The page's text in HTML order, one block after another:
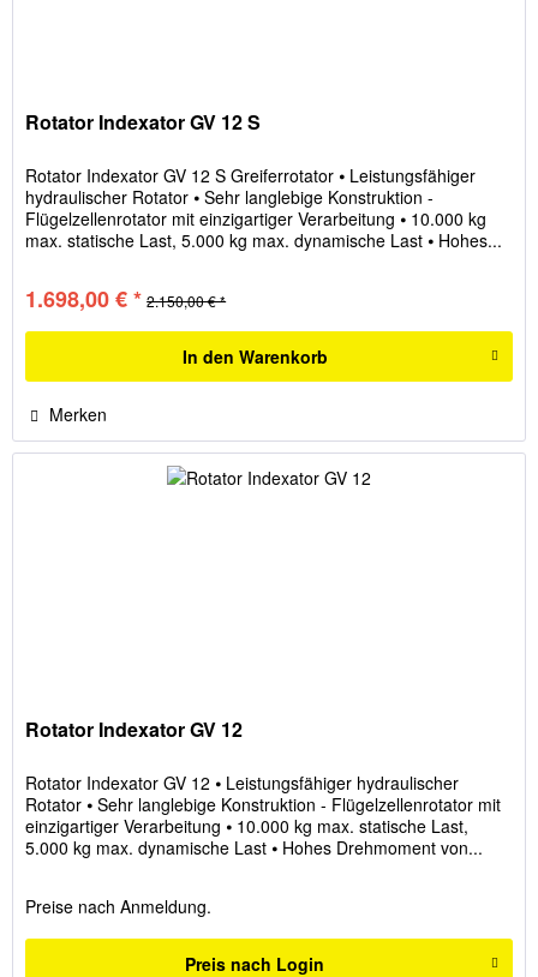
Rotator Indexator GV 12 S
Rotator Indexator GV 12 S Greiferrotator ⦁ Leistungsfähiger
hydraulischer Rotator ⦁ Sehr langlebige Konstruktion -
Flügelzellenrotator mit einzigartiger Verarbeitung ⦁ 10.000 kg
max. statische Last, 5.000 kg max. dynamische Last ⦁ Hohes...
1.698,00 € * 2.150,00 € *
In den Warenkorb
Merken
Rotator Indexator GV 12
Rotator Indexator GV 12 ⦁ Leistungsfähiger hydraulischer
Rotator ⦁ Sehr langlebige Konstruktion - Flügelzellenrotator mit
einzigartiger Verarbeitung ⦁ 10.000 kg max. statische Last,
5.000 kg max. dynamische Last ⦁ Hohes Drehmoment von...
Preise nach Anmeldung.
Preis nach Login